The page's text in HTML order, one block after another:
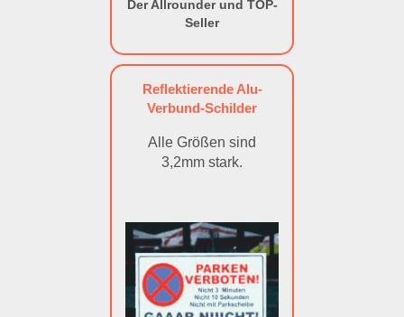
Der Allrounder und TOP-
Seller
Reflektierende Alu-
Verbund-Schilder
Alle Größen sind
3,2mm stark.